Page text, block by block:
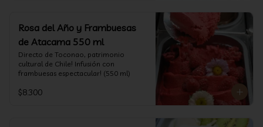
Rosa del Año y Frambuesas
de Atacama 550 ml
Directo de Toconao, patrimonio
cultural de Chile! Infusión con
frambuesas espectacular! (550 ml)
$8.300